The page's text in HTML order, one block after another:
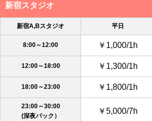
新宿スタジオ
新宿A,Bスタジオ 平日
8:00～12:00 ￥1,000/1h
12:00～18:00 ￥1,300/1h
18:00～23:00 ￥1,800/1h
23:00～30:00
(深夜パック）
￥5,000/7h